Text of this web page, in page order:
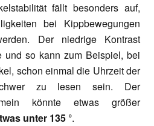
fällt besonders auf,
bei Kippbewegungen
Der niedrige Kontrast
und so kann zum Beispiel, bei
schon einmal die Uhrzeit der
schwer zu lesen sein. Der
könnte etwas größer
unter 135 °.